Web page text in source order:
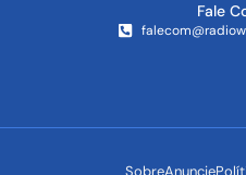
Fale